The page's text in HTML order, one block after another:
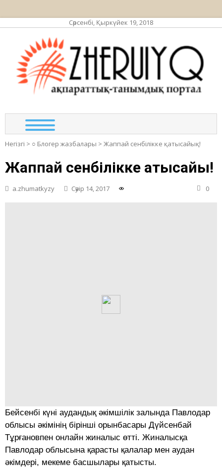
Сәрсенбі, Қыркүйек 19, 2018
Негізгі > ○ Блогер жазбалары > Жаппай сенбілікке қатысайық!
Жаппай сенбілікке қатысайық!
a.zhumatkyzy Сәуір 14, 2017 0
Бейсенбі күні аудандық әкімшілік залында Павлодар
облысы әкімінің бірінші орынбасары Дүйсенбай
Тұрғановпен онлайн жиналыс өтті. Жиналысқа
Павлодар облысына қарасты қалалар мен аудан
әкімдері, мекеме басшылары қатысты.